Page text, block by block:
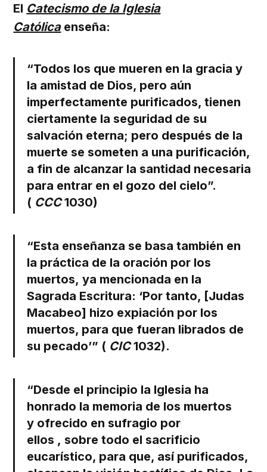
El Catecismo de la Iglesia
Católicaenseña:
“Todos los que mueren en la gracia y
la amistad de Dios, pero aún
imperfectamente purificados, tienen
ciertamente la seguridad de su
salvación eterna; pero después de la
muerte se someten a una purificación,
a fin de alcanzar la santidad necesaria
para entrar en el gozo del cielo”.
( CCC1030)
“Esta enseñanza se basa también en
la práctica de la oración por los
muertos, ya mencionada en la
Sagrada Escritura: ‘Por tanto, [Judas
Macabeo] hizo expiación por los
muertos, para que fueran librados de
su pecado’” ( CIC1032).
“Desde el principio la Iglesia ha
honrado la memoria de los muertos
y ofrecido en sufragio por
ellos , sobre todo el sacrificio
eucarístico, para que, así purificados,